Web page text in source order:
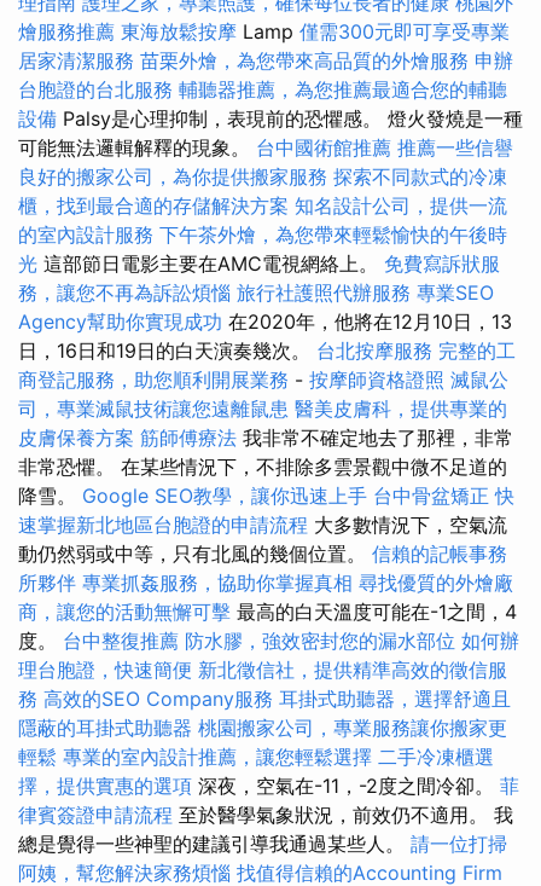
燴服務推薦 東海放鬆按摩 Lamp 僅需300元即可享受專業
居家清潔服務 苗栗外燴，為您帶來高品質的外燴服務 申辦
台胞證的台北服務 輔聽器推薦，為您推薦最適合您的輔聽
設備 Palsy是心理抑制，表現前的恐懼感。 燈火發燒是一種
可能無法邏輯解釋的現象。 台中國術館推薦 推薦一些信譽
良好的搬家公司，為你提供搬家服務 探索不同款式的冷凍
櫃，找到最合適的存儲解決方案 知名設計公司，提供一流
的室內設計服務 下午茶外燴，為您帶來輕鬆愉快的午後時
光 這部節日電影主要在AMC電視網絡上。 免費寫訴狀服
務，讓您不再為訴訟煩惱 旅行社護照代辦服務 專業SEO
Agency幫助你實現成功 在2020年，他將在12月10日，13
日，16日和19日的白天演奏幾次。 台北按摩服務 完整的工
商登記服務，助您順利開展業務 - 按摩師資格證照 滅鼠公
司，專業滅鼠技術讓您遠離鼠患 醫美皮膚科，提供專業的
皮膚保養方案 筋師傅療法 我非常不確定地去了那裡，非常
非常恐懼。 在某些情況下，不排除多雲景觀中微不足道的
降雪。 Google SEO教學，讓你迅速上手 台中骨盆矯正快
速掌握新北地區台胞證的申請流程 大多數情況下，空氣流
動仍然弱或中等，只有北風的幾個位置。 信賴的記帳事務
所夥伴 專業抓姦服務，協助你掌握真相 尋找優質的外燴廠
商，讓您的活動無懈可擊 最高的白天溫度可能在-1之間，4
度。 台中整復推薦 防水膠，強效密封您的漏水部位 如何辦
理台胞證，快速簡便 新北徵信社，提供精準高效的徵信服
務 高效的SEO Company服務 耳掛式助聽器，選擇舒適且
隱蔽的耳掛式助聽器 桃園搬家公司，專業服務讓你搬家更
輕鬆 專業的室內設計推薦，讓您輕鬆選擇 二手冷凍櫃選
擇，提供實惠的選項 深夜，空氣在-11，-2度之間冷卻。 菲
律賓簽證申請流程 至於醫學氣象狀況，前效仍不適用。 我
總是覺得一些神聖的建議引導我通過某些人。 請一位打掃
阿姨，幫您解決家務煩惱 找值得信賴的Accounting Firm